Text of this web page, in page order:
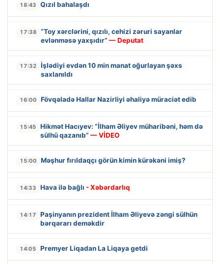
18:43 Qızıl bahalaşdı
17:38
“Toy xərclərini, qızılı, cehizi zəruri sayanlar
evlənməsə yaxşıdır” — Deputat
17:32
İşlədiyi evdən 10 min manat oğurlayan şəxs
saxlanıldı
16:00 Fövqəladə Hallar Nazirliyi əhaliyə müraciət edib
15:45
Hikmət Hacıyev: “İlham Əliyev müharibəni, həm də
sülhü qazanıb” — VİDEO
15:00 Məşhur fırıldaqçı görün kimin kürəkəni imiş?
14:33 Hava ilə bağlı - Xəbərdarlıq
14:17
Paşinyanın prezident İlham Əliyevə zəngi sülhün
bərqərarı deməkdir
14:05 Premyer Liqadan La Liqaya getdi